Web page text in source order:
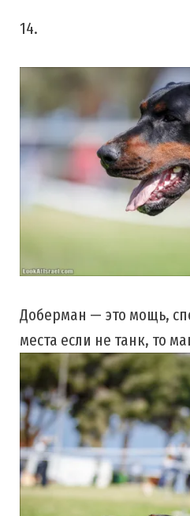
14.
Доберман — это мощь,
места если не танк, то